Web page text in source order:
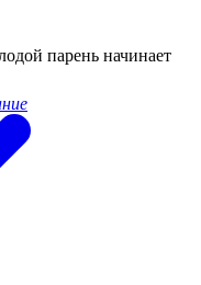
парень начинает